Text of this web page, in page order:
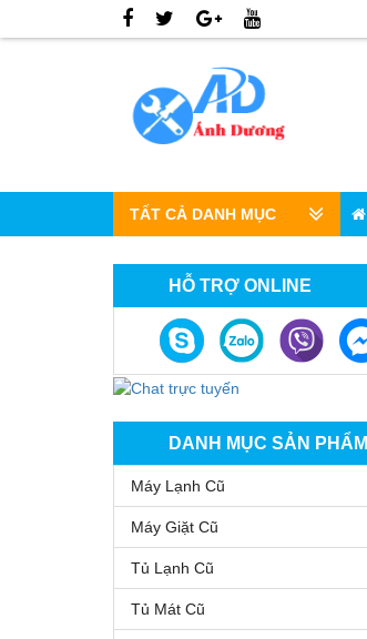
TẤT CẢ DANH MỤC
HỖ TRỢ ONLINE
DANH MỤC SẢN PHẨM
Máy Lạnh Cũ
Máy Giặt Cũ
Tủ Lạnh Cũ
Tủ Mát Cũ